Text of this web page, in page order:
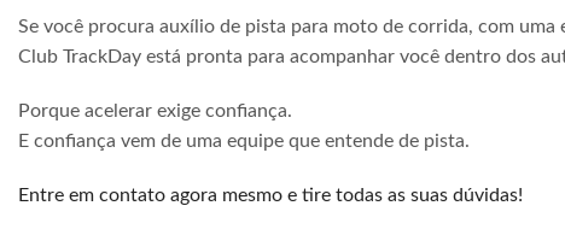
Se você procura auxílio de pista para moto de corrida, com
Club TrackDay está pronta para acompanhar você dentro dos
Porque acelerar exige confiança.
E confiança vem de uma equipe que entende de pista.
Entre em contato agora mesmo e tire todas as suas dúvidas!